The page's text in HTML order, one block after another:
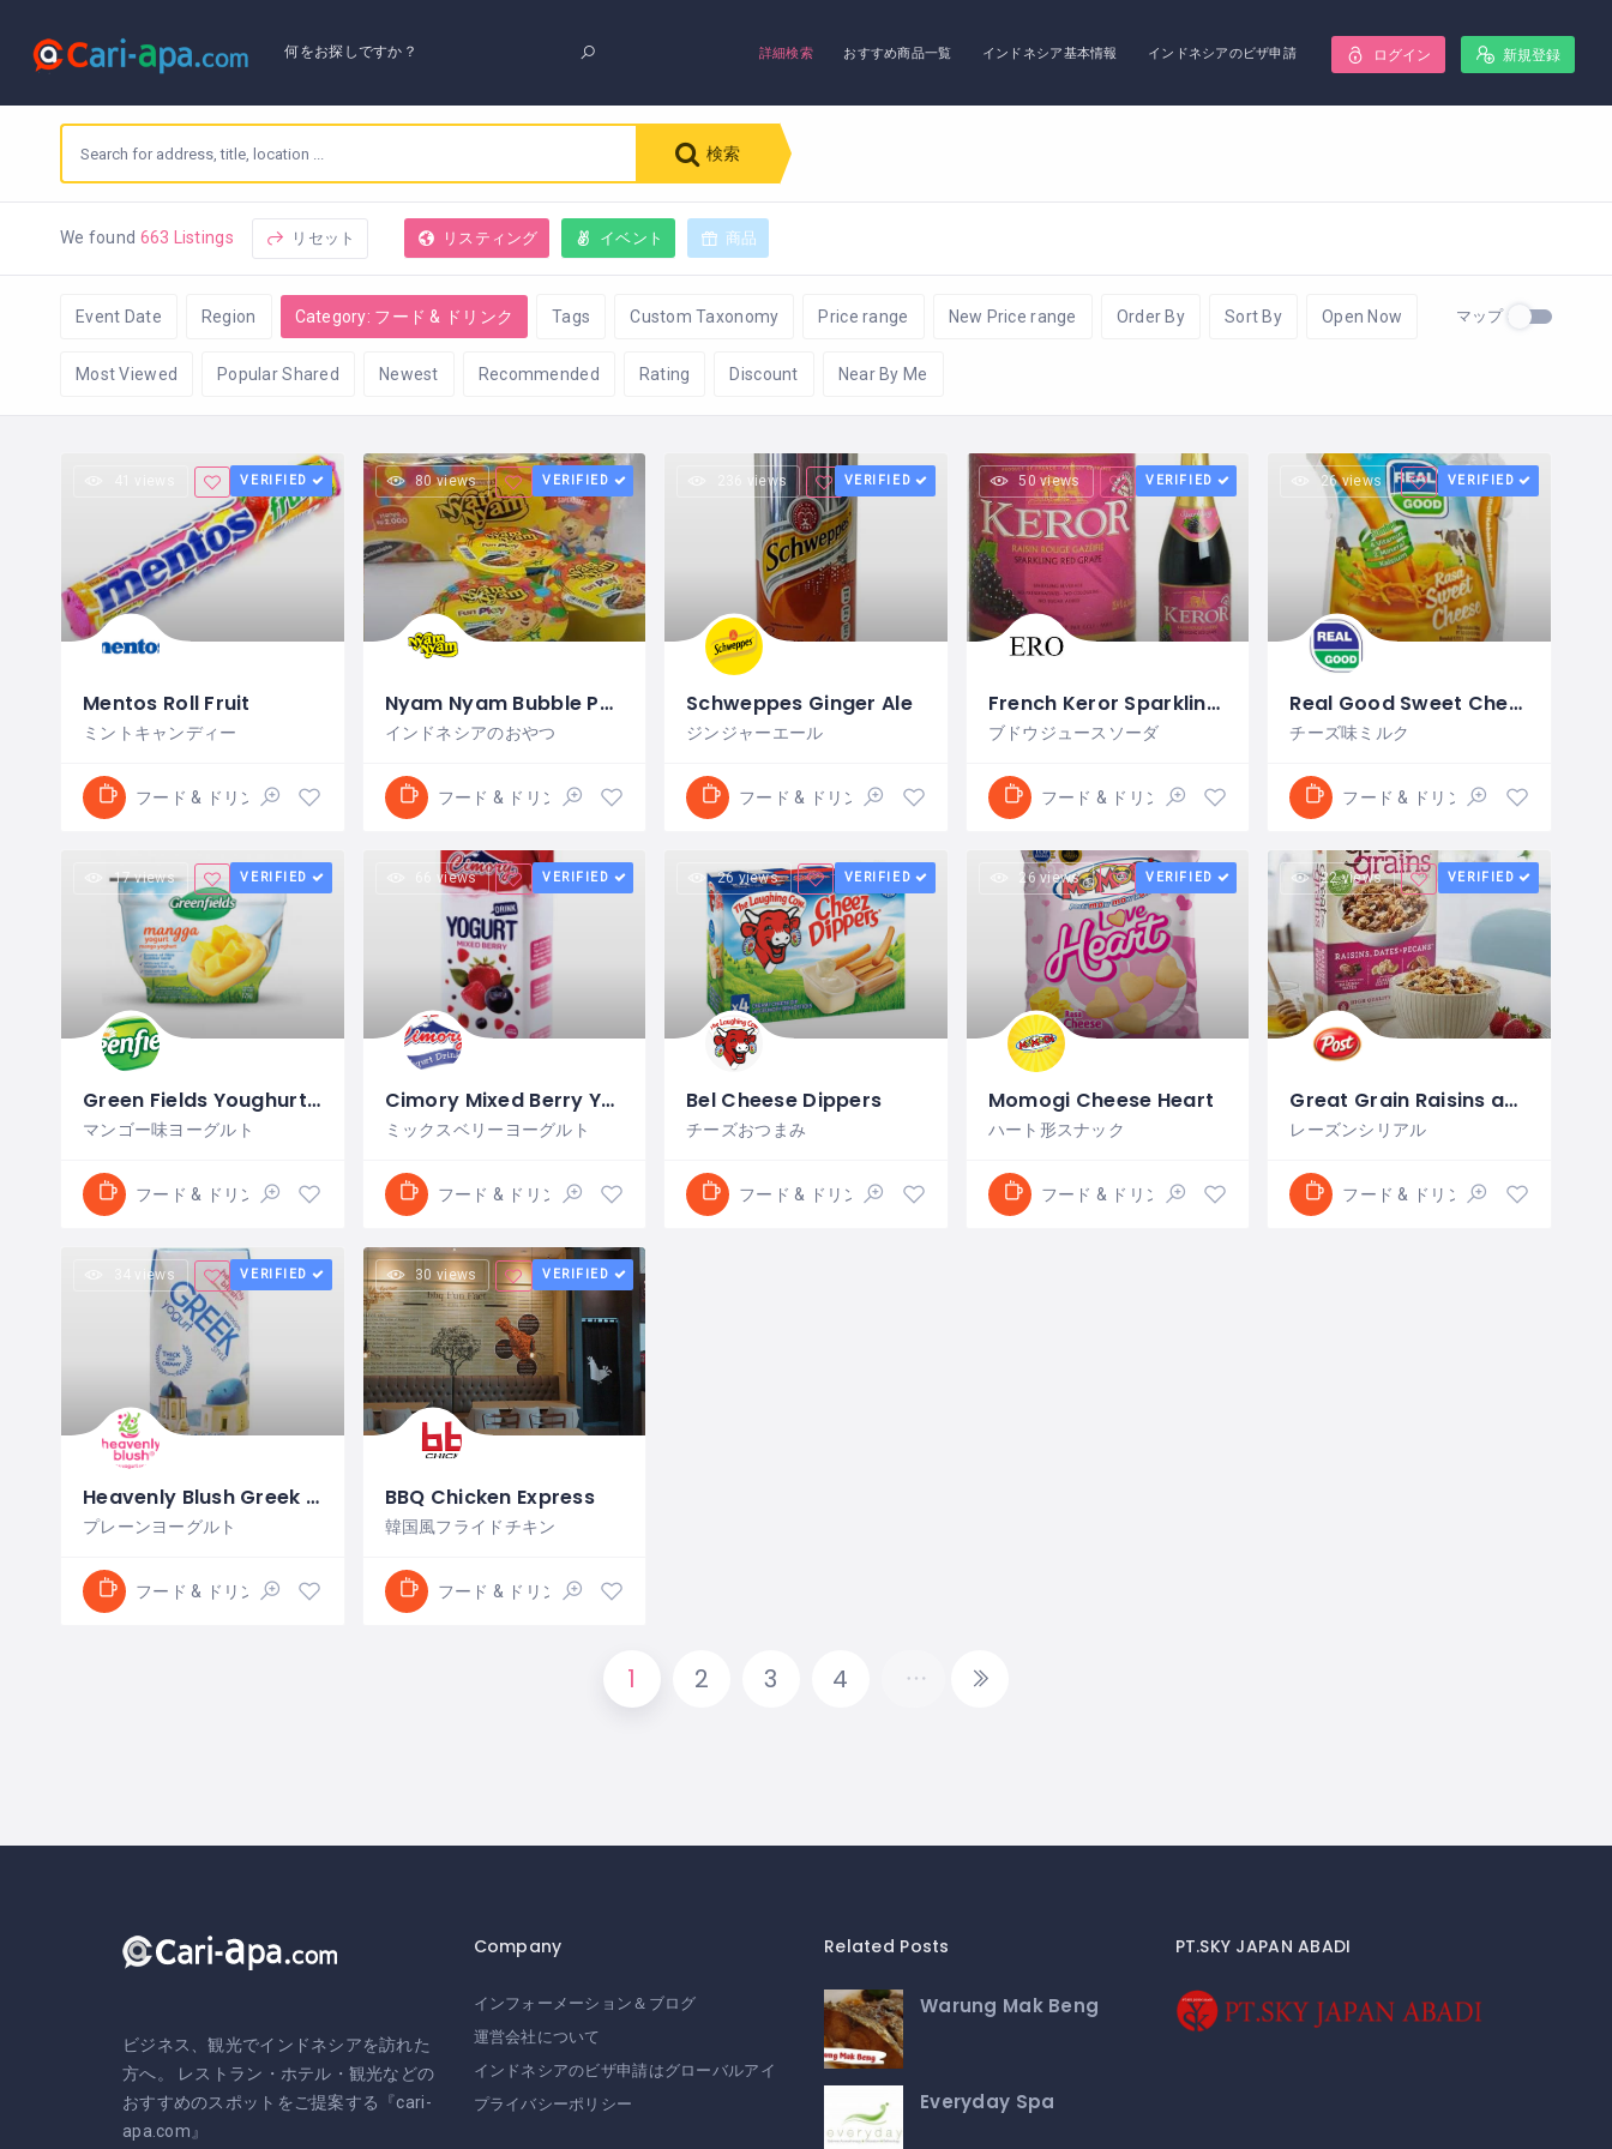
何をお探しですか？ 詳細検索 おすすめ商品一覧 インドネシア基本情報 インドネシアのビザ申請 ログイン 新規登録
検索
We found 663 Listings リセット リスティング イベント 商品
Event Date Region Category: フード & ドリンク Tags Custom Taxonomy Price range New Price range Order By Sort By Open Now
Most Viewed Popular Shared Newest Recommended Rating Discount Near By Me
マップ
VERIFIED
Mentos Roll Fruit
ミントキャンディー
フード & ドリンク
80 views VERIFIED
Nyam Nyam Bubble Puff
インドネシアのおやつ
フード & ドリンク
236 views VERIFIED
Schweppes Ginger Ale
ジンジャーエール
フード & ドリンク
50 views VERIFIED
French Keror Sparkling Red Grape Juice
ブドウジュースソーダ
フード & ドリンク
26 views VERIFIED
Real Good Sweet Cheese
チーズ味ミルク
フード & ドリンク
17 views VERIFIED
Green Fields Youghurt Mango
マンゴー味ヨーグルト
フード & ドリンク
66 views VERIFIED
Cimory Mixed Berry Youghurt
ミックスベリーヨーグルト
フード & ドリンク
26 views VERIFIED
Bel Cheese Dippers
チーズおつまみ
フード & ドリンク
26 views VERIFIED
Momogi Cheese Heart
ハート形スナック
フード & ドリンク
22 views VERIFIED
Great Grain Raisins and Dates
レーズンシリアル
フード & ドリンク
34 views VERIFIED
Heavenly Blush Greek Prisma Classic
プレーンヨーグルト
フード & ドリンク
30 views VERIFIED
BBQ Chicken Express
韓国風フライドチキン
フード & ドリンク
1 2 3 4
ビジネス、観光でインドネシアを訪れた
方へ。 レストラン・ホテル・観光などの
おすすめのスポットをご提案する『cari-
apa.com』
Company
インフォーメーション＆ブログ
運営会社について
インドネシアのビザ申請はグローバルアイ
プライバシーポリシー
Related Posts
Warung Mak Beng
Everyday Spa
PT.SKY JAPAN ABADI